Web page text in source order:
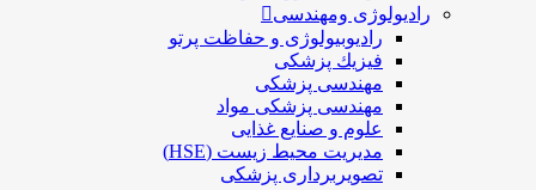
رادیولوژی ومهندسی
رادیوبیولوژی و حفاظت پرتو
فيزيك پزشکی
مهندسی پزشکی
مهندسی پزشکی مواد
علوم و صنايع غذایی
مدیریت محیط زیست (HSE)
تصویربرداری پزشکی